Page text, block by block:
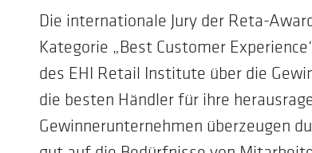
Die internationale Jury der Reta-
Kategorie „Best Customer
des EHI Retail Institute über die
die besten Händler für ihre
Gewinnerunternehmen überzeugen